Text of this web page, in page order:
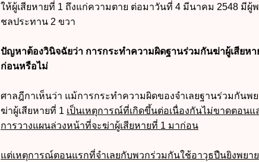
ให้ผู้เสียหายที่ 1 ถึงแก่ความตาย ต่อมาวันที่ 4 มีนาคม 2548 มีผู้
ชลประทาน 2 ขวา
ปัญหาต้องวินิจฉัยว่า การกระทำความผิดฐานร่วมกันฆ่าผู้เสียหา
ก่อนหรือไม่
ศาลฎีกาเห็นว่า แม้การกระทำความผิดของจำเลยฐานร่วมกันพ
ฆ่าผู้เสียหายที่ 1 เป็นเหตุการณ์ที่เกิดขึ้นต่อเนื่องกันไม่ขาดตอน
การวางแผนล่วงหน้าที่จะฆ่าผู้เสียหายที่ 1 มาก่อน
แต่เหตุการณ์ตอนแรกที่จำเลยกับพวกร่วมกันใช้อาวุธปืนยิงพยา